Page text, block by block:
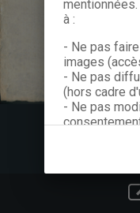
à :
- Ne pas
images
- Ne pas
(hors cadre
- Ne pas
Dans le cas
à nous
de Licence
proposées